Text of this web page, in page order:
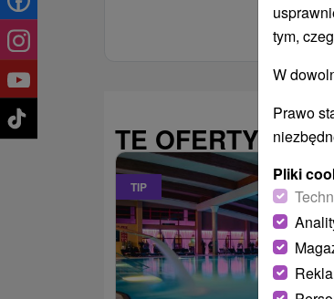
TE OFERTY
TIP
tym,
W
Prawo
Pliki